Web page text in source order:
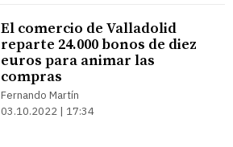
El comercio de Valladolid
reparte 24.000 bonos de diez
euros para animar las
compras
Fernando Martín
03.10.2022 | 17:34